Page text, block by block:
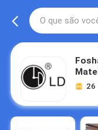
26